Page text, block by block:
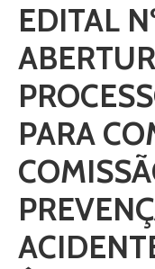
EDITAL
PARA